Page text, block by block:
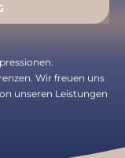
Wir freuen uns
unseren Leistungen